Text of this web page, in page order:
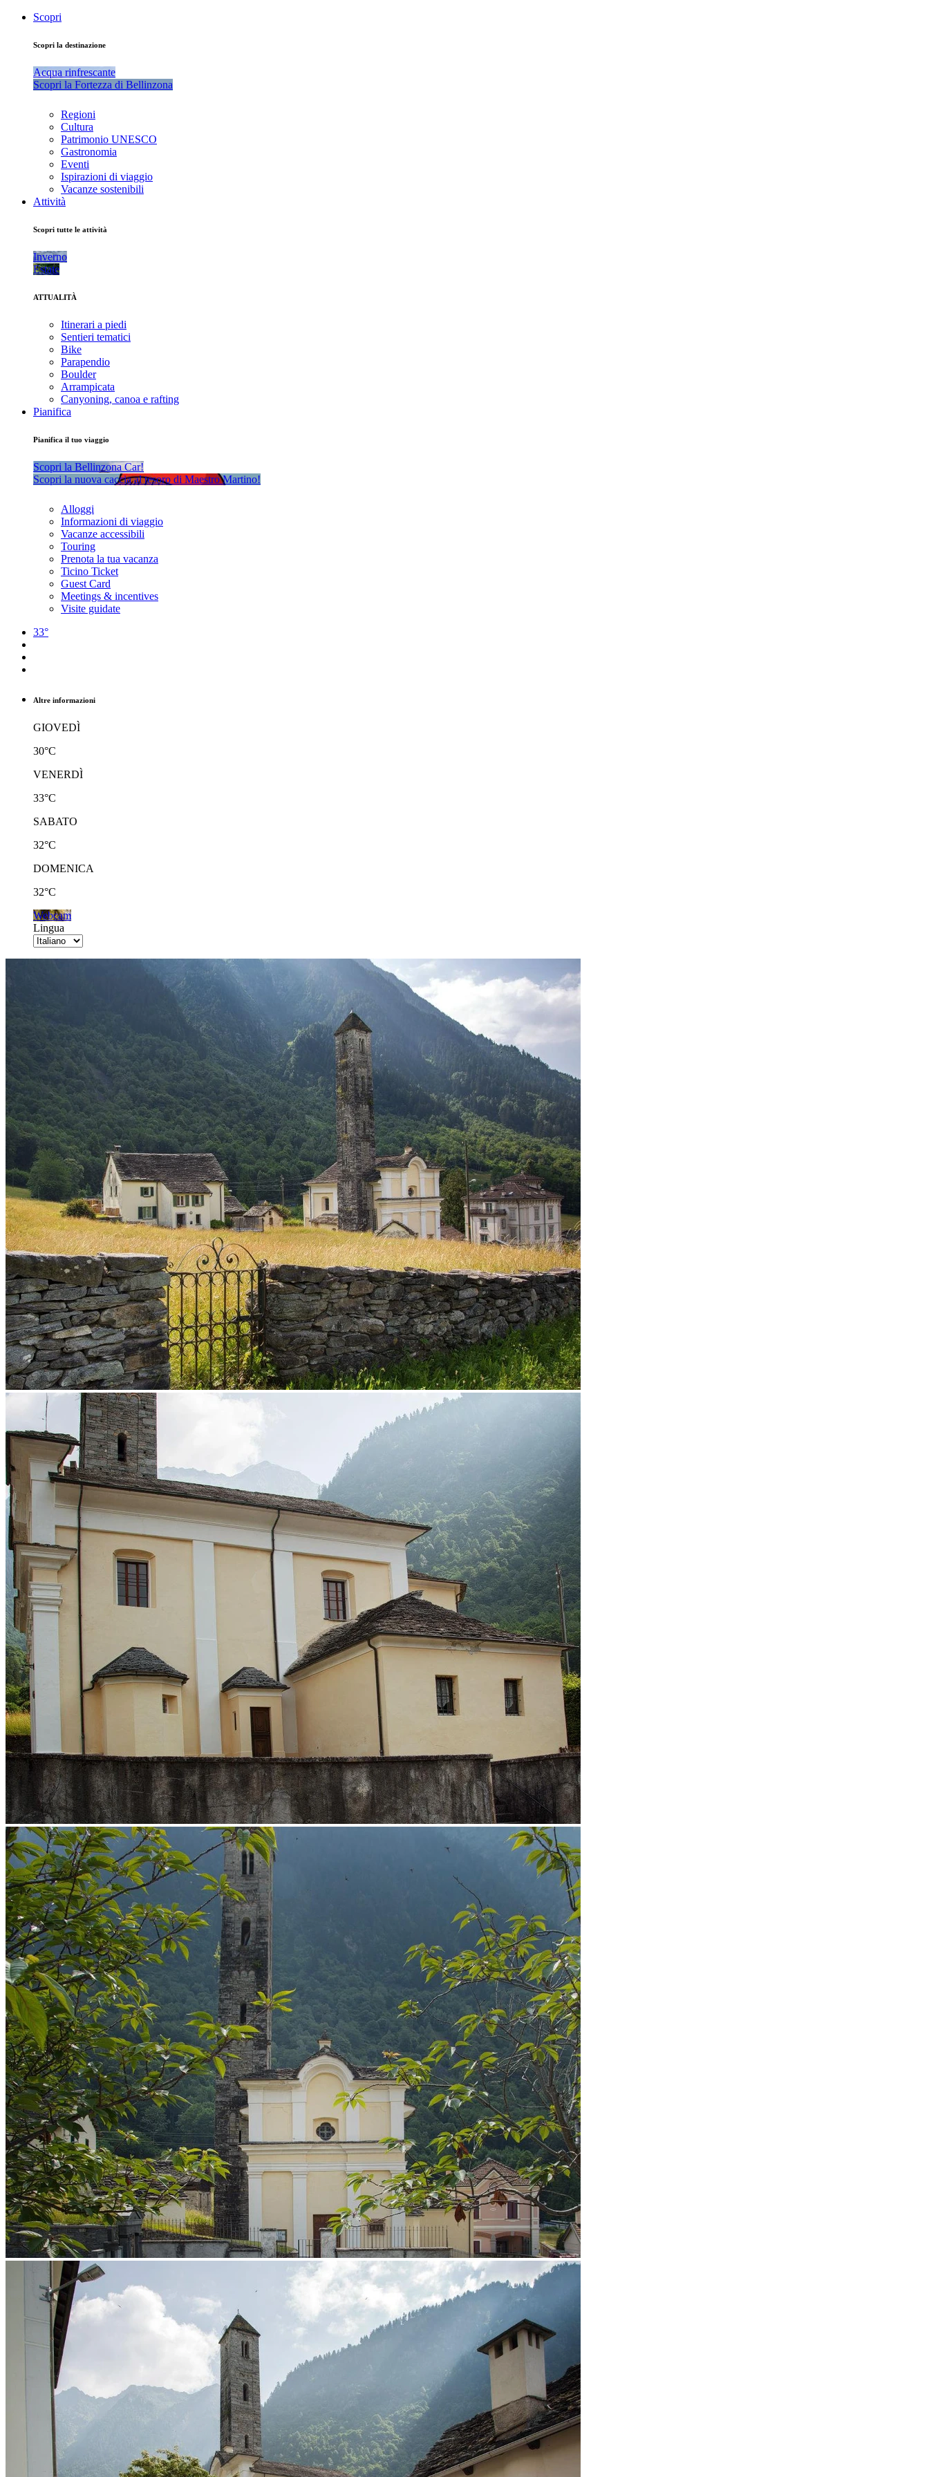
Scopri
Scopri la destinazione
Acqua rinfrescante
Scopri la Fortezza di Bellinzona
Regioni
Cultura
Patrimonio UNESCO
Gastronomia
Eventi
Ispirazioni di viaggio
Vacanze sostenibili
Attività
Scopri tutte le attività
Inverno
Estate
ATTUALITÀ
Itinerari a piedi
Sentieri tematici
Bike
Parapendio
Boulder
Arrampicata
Canyoning, canoa e rafting
Pianifica
Pianifica il tuo viaggio
Scopri la Bellinzona Car!
Scopri la nuova caccia al tesoro di Maestro Martino!
Alloggi
Informazioni di viaggio
Vacanze accessibili
Touring
Prenota la tua vacanza
Ticino Ticket
Guest Card
Meetings & incentives
Visite guidate
33°
Altre informazioni
GIOVEDÌ
30°C
VENERDÌ
33°C
SABATO
32°C
DOMENICA
32°C
Webcam
Lingua